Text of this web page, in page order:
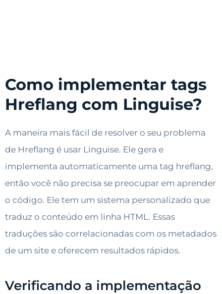
Como implementar tags
Hreflang com Linguise?
A maneira mais fácil de resolver o seu problema
de Hreflang é usar Linguise. Ele gera e
implementa automaticamente uma tag hreflang,
então você não precisa se preocupar em aprender
o código. Ele tem um sistema personalizado que
traduz o conteúdo em linha HTML. Essas
traduções são correlacionadas com os metadados
de um site e oferecem resultados rápidos.
Verificando a implementação